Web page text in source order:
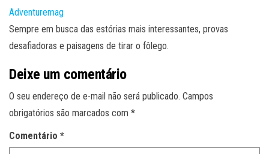
Adventuremag
Sempre em busca das estórias mais interessantes, provas
desafiadoras e paisagens de tirar o fôlego.
Deixe um comentário
O seu endereço de e-mail não será publicado. Campos
obrigatórios são marcados com *
Comentário *